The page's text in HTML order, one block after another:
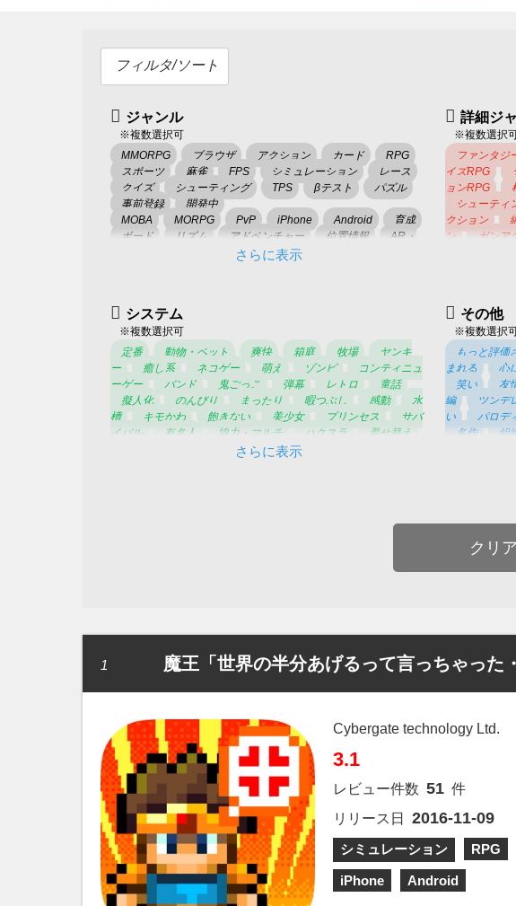
フィルタ/ソート
ジャンル
※複数選択可
MMORPG
ブラウザ アクション カード
RPG
スポーツ
麻雀 FPS シミュレーション
レース
クイズ
シューティング TPS βテスト
パズル
事前登録
開発中
MOBA
MORPG PvP iPhone Android
育成
ボード
リズム アドベンチャー 位置情報
AR・
さらに表示
詳細ジ
※複数選択
ファンタジ
イズRPG
ョンRPG
シューティ
クション
ン
ガンア
野球
サ
スケ
バレー
スポーツ
棋
オセロ
ン落とし
ード
ジグ
ピクロス
パズルボブ
リ
システム
※複数選択可
定番
動物・ペット 爽快 箱庭 牧場
ヤンキ
ー
癒し系 ネコゲー 萌え ゾンビ
コンティニュ
ーゲー
バンド 鬼ごっこ 弾幕 レトロ
童話
擬人化
のんびり まったり 暇つぶし 感動
水
槽
キモかわ 飽きない 美少女 プリンセス
サバ
イバル
有名人 協力・マルチ ハクスラ
着せ替え
2D 3D 料理
横持ち
さらに表示
その他
※複数選択
もっと評価
まれる
心
笑い
友
編
ツンデ
い
パロデ
名作
組
修行
謎
クリア
1 魔王「世界の半分あげるって言っちゃった
Cybergate technology Ltd.
3.1
レビュー件数 51 件
リリース日
2016-11-09
シミュレーション RPG
iPhone Android